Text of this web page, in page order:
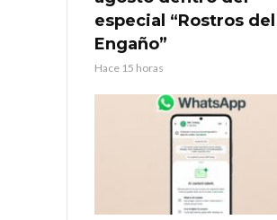
especial “Rostros del
Engaño”
Hace 15 horas